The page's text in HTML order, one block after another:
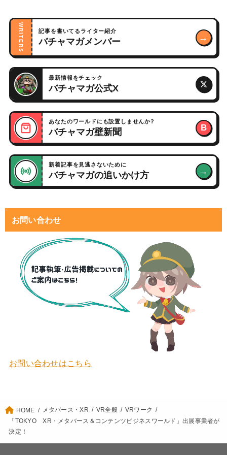
WRITERS 記事を書いてるライター紹介
バチャマガメンバー →
最新情報をチェック
バチャマガ公式X
あなたのワールドにも設置しませんか?
バチャマガ壁新聞 B
新着記事を見逃さないために
バチャマガの追いかけ方 →
お問い合わせ
お問い合わせはこちら
HOME メタバース・XR VR全般
VRワーク
「TOKYO XR・メタバース＆コンテンツビジネスワールド」出展事業者が
決定！